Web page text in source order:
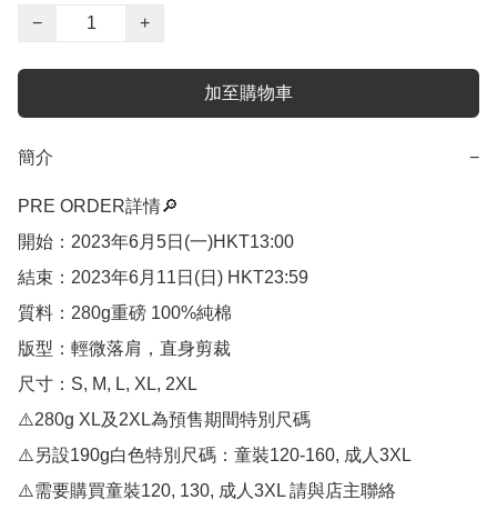
−
+
加至購物車
簡介 −
PRE ORDER詳情🔎
開始：2023年6月5日(一)HKT13:00
結束：2023年6月11日(日) HKT23:59
質料：280g重磅 100%純棉
版型：輕微落肩，直身剪裁
尺寸：S, M, L, XL, 2XL
⚠️280g XL及2XL為預售期間特別尺碼
⚠️另設190g白色特別尺碼：童裝120-160, 成人3XL
⚠️需要購買童裝120, 130, 成人3XL 請與店主聯絡